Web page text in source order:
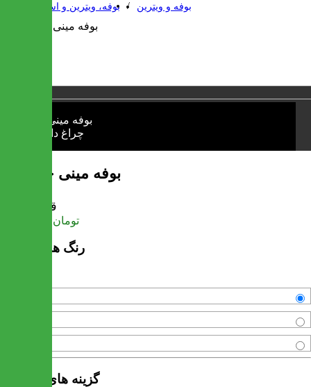
بوفه، ویترین و استند / بوفه و ویترین
بوفه مینی چراغ دار
قیمت
تومان
رنگ های موجود
گزینه های محصول